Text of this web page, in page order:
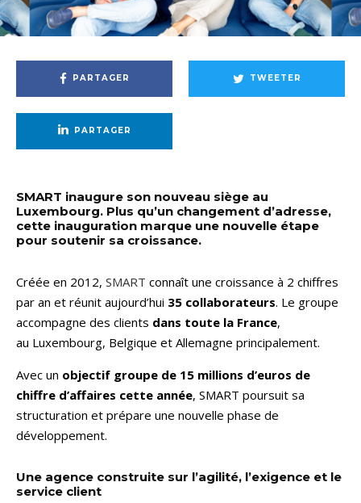
PARTAGER TWEETER
PARTAGER
SMART inaugure son nouveau siège au
Luxembourg. Plus qu’un changement d’adresse,
cette inauguration marque une nouvelle étape
pour soutenir sa croissance.
Créée en 2012, SMART connaît une croissance à 2 chiffres
par an et réunit aujourd’hui 35 collaborateurs. Le groupe
accompagne des clients dans toute la France,
au Luxembourg, Belgique et Allemagne principalement.
Avec un objectif groupe de 15 millions d’euros de
chiffre d’affaires cette année, SMART poursuit sa
structuration et prépare une nouvelle phase de
développement.
Une agence construite sur l’agilité, l’exigence et le
service client